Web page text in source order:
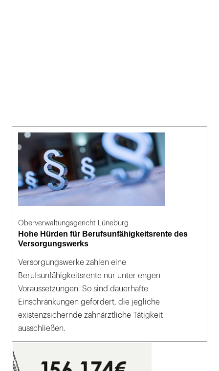
Oberverwaltungsgericht Lüneburg
Hohe Hürden für Berufsunfähigkeitsrente des
Versorgungswerks
Versorgungswerke zahlen eine
Berufsunfähigkeitsrente nur unter engen
Voraussetzungen. So sind dauerhafte
Einschränkungen gefordert, die jegliche
existenzsichernde zahnärztliche Tätigkeit
ausschließen.